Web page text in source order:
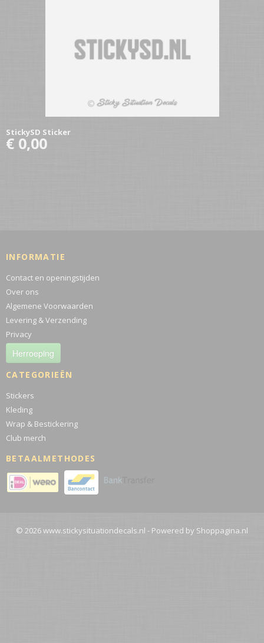
StickySD Sticker
€ 0,00
INFORMATIE
Contact en openingstijden
Over ons
Algemene Voorwaarden
Levering & Verzending
Privacy
Herroeping
CATEGORIEËN
Stickers
Kleding
Wrap & Bestickering
Club merch
BETAALMETHODES
© 2026 www.stickysituationdecals.nl - Powered by Shoppagina.nl